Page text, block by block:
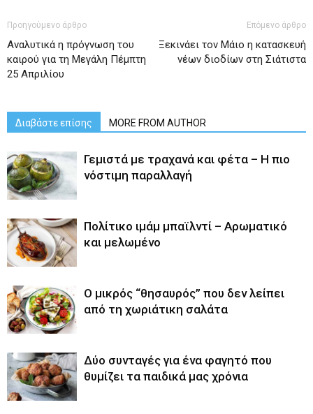
Προηγούμενο άρθρο
Αναλυτικά η πρόγνωση του
καιρού για τη Μεγάλη Πέμπτη
25 Απριλίου
Επόμενο άρθρο
Ξεκινάει τον Μάιο η κατασκευή
νέων διοδίων στη Σιάτιστα
Διαβάστε επίσης MORE FROM AUTHOR
Γεμιστά με τραχανά και φέτα – Η πιο
νόστιμη παραλλαγή
Πολίτικο ιμάμ μπαϊλντί – Αρωματικό
και μελωμένο
O μικρός “θησαυρός” που δεν λείπει
από τη χωριάτικη σαλάτα
Δύο συνταγές για ένα φαγητό που
θυμίζει τα παιδικά μας χρόνια